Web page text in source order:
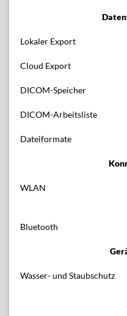
Lokaler Export
Cloud Export
DICOM-Speicher
DICOM-Arbeitsliste
Dateiformate
WLAN
Bluetooth
Wasser- und Staubschutz